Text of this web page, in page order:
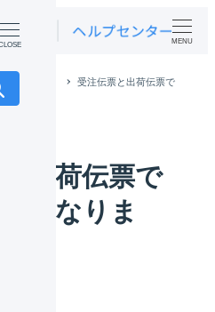
MENU
ーチャント
受注伝票と出荷伝票で
出荷伝票で
異なりま